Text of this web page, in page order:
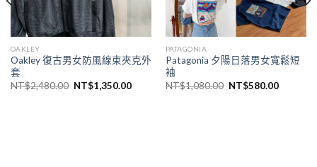
OAKLEY
Oakley 復古男女防風線束夾克外
套
NT$2,480.00 NT$1,350.00
PATAGONIA
Patagonia 夕陽日落男女寬鬆短
袖
NT$1,080.00 NT$580.00